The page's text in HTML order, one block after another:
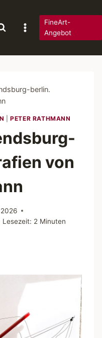
FineArt-
Angebot
berlin.
|PETER RATHMANN
von
Lesezeit: 2 Minuten